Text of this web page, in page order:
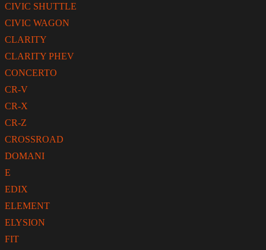
CIVIC SHUTTLE
CIVIC WAGON
CLARITY
CLARITY PHEV
CONCERTO
CR-V
CR-X
CR-Z
CROSSROAD
DOMANI
E
EDIX
ELEMENT
ELYSION
FIT